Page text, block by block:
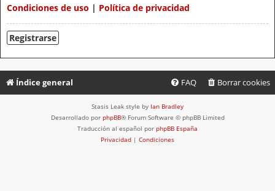
Condiciones de uso | Política de privacidad
Registrarse
Índice general Borrar cookies
FAQ
Stasis Leak style by Ian Bradley
Desarrollado por phpBB® Forum Software © phpBB Limited
Traducción al español por phpBB España
Privacidad | Condiciones